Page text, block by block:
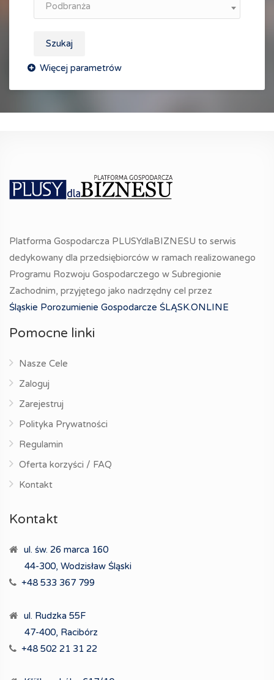
Podbranża
Szukaj
Platforma Gospodarcza PLUSYdlaBIZNESU to serwis
dedykowany dla przedsiębiorców w ramach realizowanego
Programu Rozwoju Gospodarczego w Subregionie
Zachodnim, przyjętego jako nadrzędny cel przez
Śląskie Porozumienie Gospodarcze ŚLĄSK.ONLINE
Pomocne linki
Nasze Cele
Zaloguj
Zarejestruj
Polityka Prywatności
Regulamin
Oferta korzyści / FAQ
Kontakt
Kontakt
ul. św. 26 marca 160
44-300, Wodzisław Śląski
+48 533 367 799
ul. Rudzka 55F
47-400, Racibórz
+48 502 21 31 22